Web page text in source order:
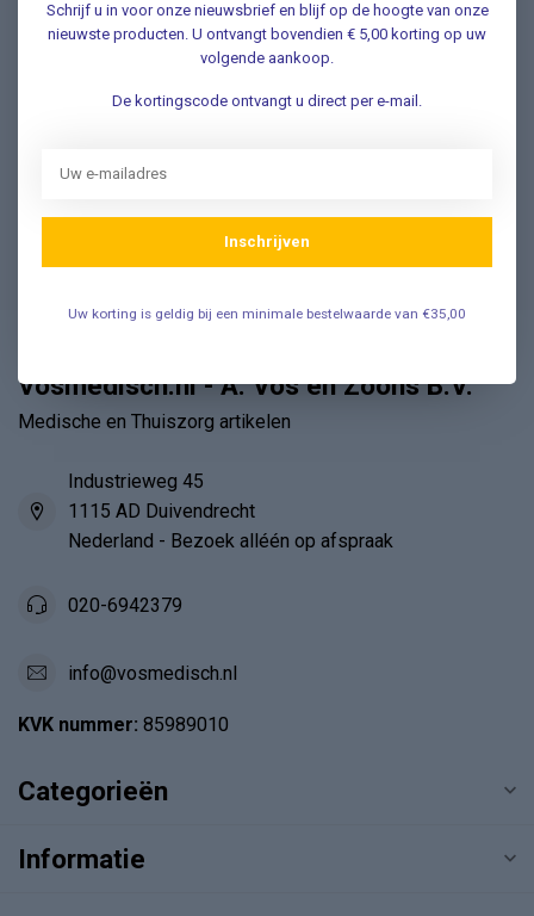
Vragen? Wij helpen graag!
✔ Snelle antwoorden op veelgestelde vragen ✔ Direct
Veelgestelde Vragen
Vosmedisch.nl - A. Vos en Zoons B.V.
Medische en Thuiszorg artikelen
Industrieweg 45
1115 AD Duivendrecht
Nederland - Bezoek alléén op afspraak
020-6942379
info@vosmedisch.nl
KVK nummer: 85989010
Categorieën
Informatie
Schrijf u in voor onze nieuwsbrief en blijf op de hoogte van onze
nieuwste producten. U ontvangt bovendien € 5,00 korting op uw
volgende aankoop.
De kortingscode ontvangt u direct per e-mail.
Inschrijven
Uw korting is geldig bij een minimale bestelwaarde van €35,00